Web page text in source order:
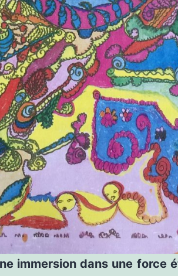
immersion dans une force